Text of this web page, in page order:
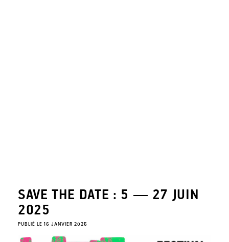
SAVE THE DATE : 5 — 27 JUIN
2025
PUBLIÉ LE 16 JANVIER 2025